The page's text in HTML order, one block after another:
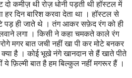
कमीज़ थी रोज़ धोनी पड़ती थी हॉस्टल में
दिन बारिश करवा देता था । हॉस्टल से
पड़ ही जाते थे । तंग आकर सफ़ेद रंग को ही
लगा । किसी ने कहा चमकते काले रंग
मगर बात जची नहीं खा पी कर मोटे बनकर
है । कोई भूखे नंगे खानदान से हैं खाते पीते
फ़िल्मी बात है हम बिल्कुल नहीं मगरूर हैं ।